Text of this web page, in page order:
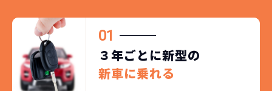
01
３年ごとに新型の
新車に乗れる